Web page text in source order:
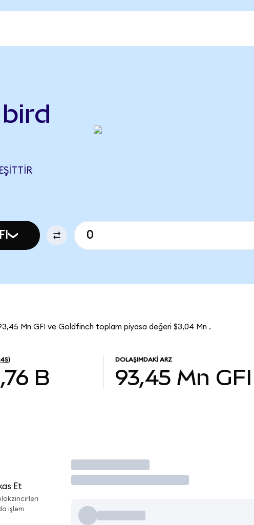
Mn GFI ve Goldfinch toplam piyasa değeri $3,04 Mn .
B
DOLAŞIMDAKI ARZ
93,45 Mn GFI
Et
işlem
İşlem Yap